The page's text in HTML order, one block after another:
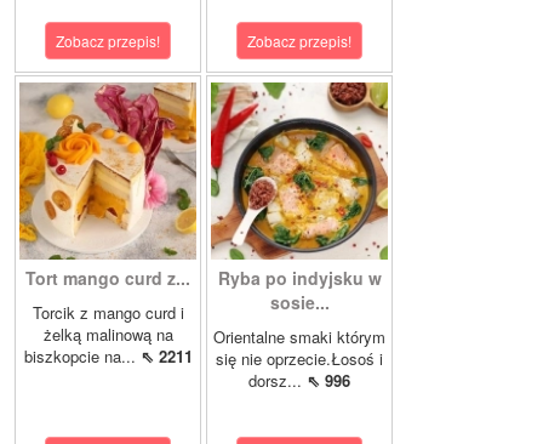
Zobacz przepis! Zobacz przepis!
Tort mango curd z...
Torcik z mango curd i
żelką malinową na
biszkopcie na... ⇖ 2211
Ryba po indyjsku w
sosie...
Orientalne smaki którym
się nie oprzecie.Łosoś i
dorsz... ⇖ 996